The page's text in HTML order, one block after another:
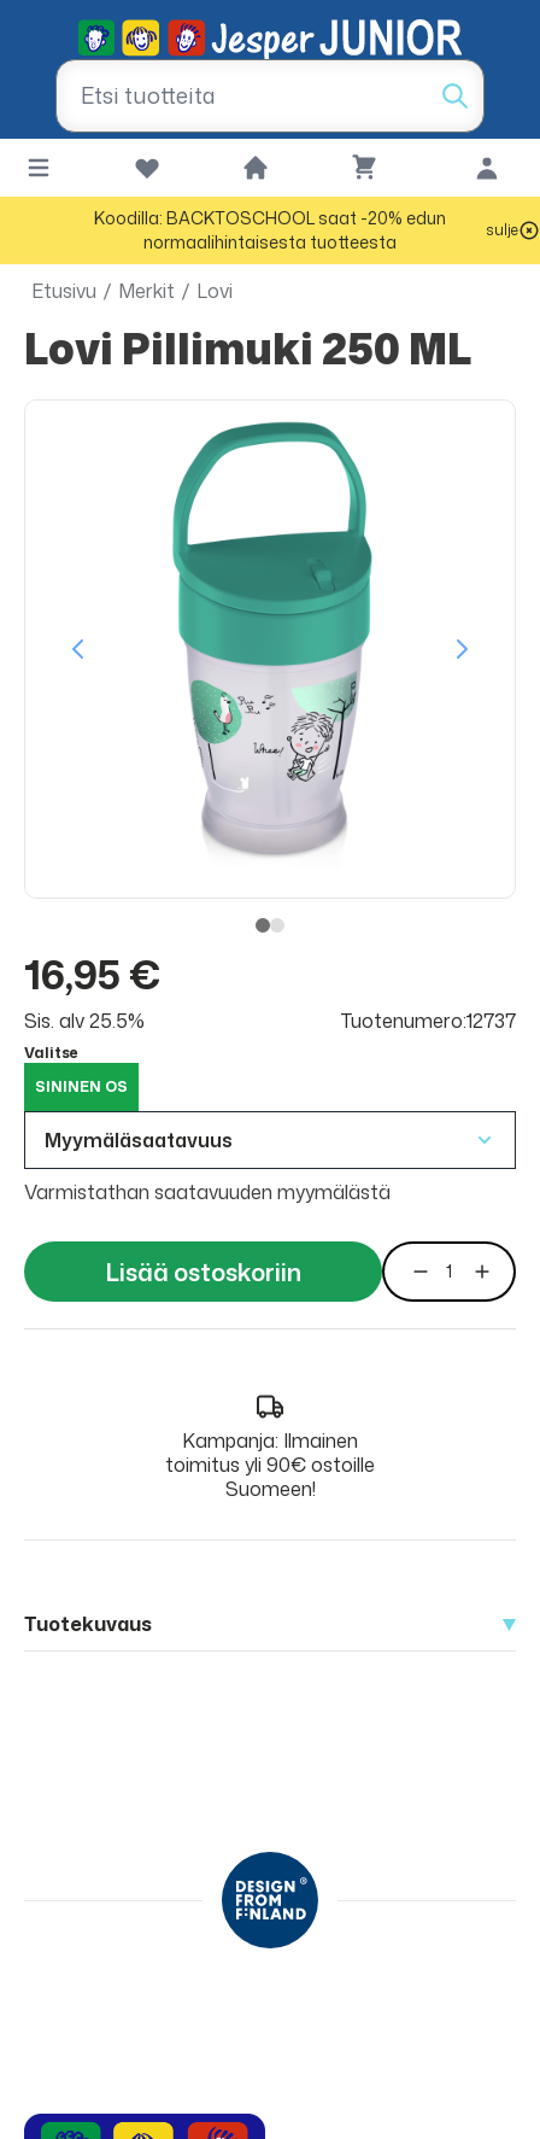
Koodilla: BACKTOSCHOOL saat -20% edun
normaalihintaisesta tuotteesta
sulje
Etusivu / Merkit / Lovi
Lovi Pillimuki 250 ML
16,95 €
Sis. alv 25.5% Tuotenumero:12737
Valitse
SININEN OS
Myymäläsaatavuus
Varmistathan saatavuuden myymälästä
Lisää ostoskoriin
Kampanja: Ilmainen
toimitus yli 90€ ostoille
Suomeen!
Tuotekuvaus